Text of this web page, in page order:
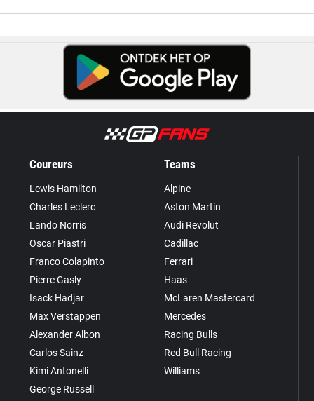
Coureurs
Lewis Hamilton
Charles Leclerc
Lando Norris
Oscar Piastri
Franco Colapinto
Pierre Gasly
Isack Hadjar
Max Verstappen
Alexander Albon
Carlos Sainz
Kimi Antonelli
George Russell
Teams
Alpine
Aston Martin
Audi Revolut
Cadillac
Ferrari
Haas
McLaren Mastercard
Mercedes
Racing Bulls
Red Bull Racing
Williams